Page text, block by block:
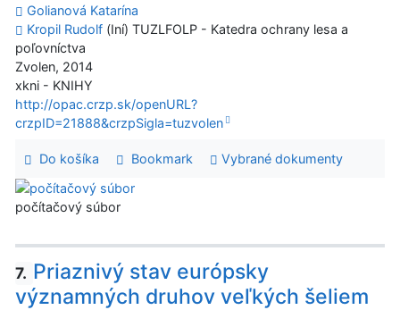
Golianová Katarína
Kropil Rudolf (Iní) TUZLFOLP - Katedra ochrany lesa a
poľovníctva
Zvolen, 2014
xkni - KNIHY
http://opac.crzp.sk/openURL?
crzpID=21888&crzpSigla=tuzvolen
Do košíka Bookmark Vybrané dokumenty
počítačový súbor
7. Priaznivý stav európsky
významných druhov veľkých šeliem